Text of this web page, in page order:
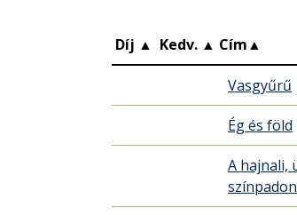
Díj ▲ Kedv. ▲ Cím▲
Vasgyűrű
Ég és föld
A hajnali,
színpadon